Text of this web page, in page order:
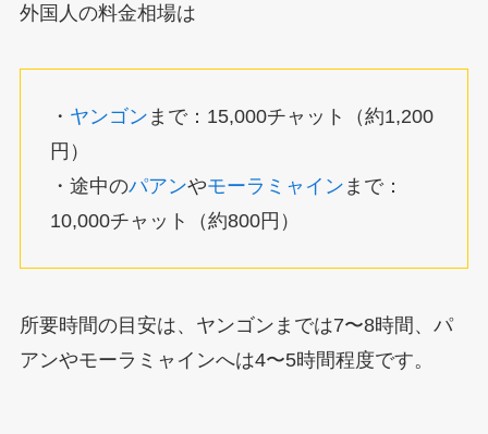
外国人の料金相場は
・ ヤンゴン まで：15,000チャット（約1,200
円）
・途中のパアンやモーラミャイン まで：
10,000チャット（約800円）
所要時間の目安は、ヤンゴンまでは7〜8時間、パ
アンやモーラミャインへは4〜5時間程度です。